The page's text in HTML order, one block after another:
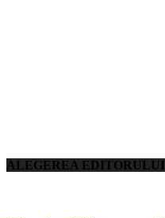
ALEGEREA EDITORULUI